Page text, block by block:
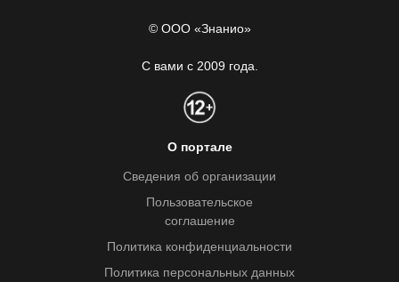
© ООО «Знанио»
С вами с 2009 года.
О портале
Сведения об организации
Пользовательское
соглашение
Политика конфиденциальности
Политика персональных данных